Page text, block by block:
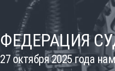
ФЕДЕРАЦИЯ
27 октября 2025 года